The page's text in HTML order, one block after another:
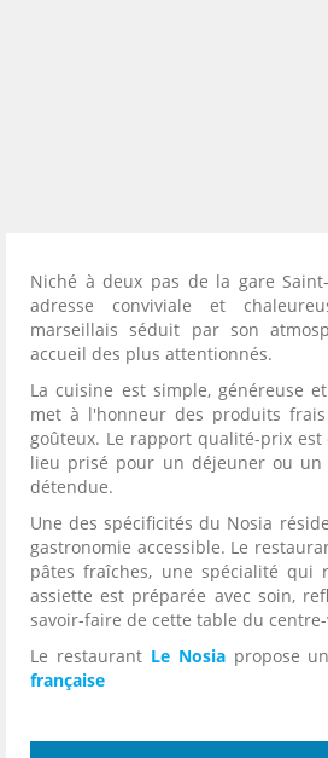
Niché à deux pas de la gare
adresse conviviale et
marseillais séduit par son
accueil des plus attentionnés.
La cuisine est simple, généreuse
met à l'honneur des produits
goûteux. Le rapport qualité-prix
lieu prisé pour un déjeuner ou
détendue.
Une des spécificités du Nosia
gastronomie accessible. Le
pâtes fraîches, une spécialité qui
assiette est préparée avec soin,
savoir-faire de cette table du
Le restaurant Le Nosiapropose
française